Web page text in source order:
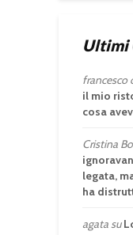
Ultimi
francesco
il mio
cosa
Cristina
legata,
ha
agatasu